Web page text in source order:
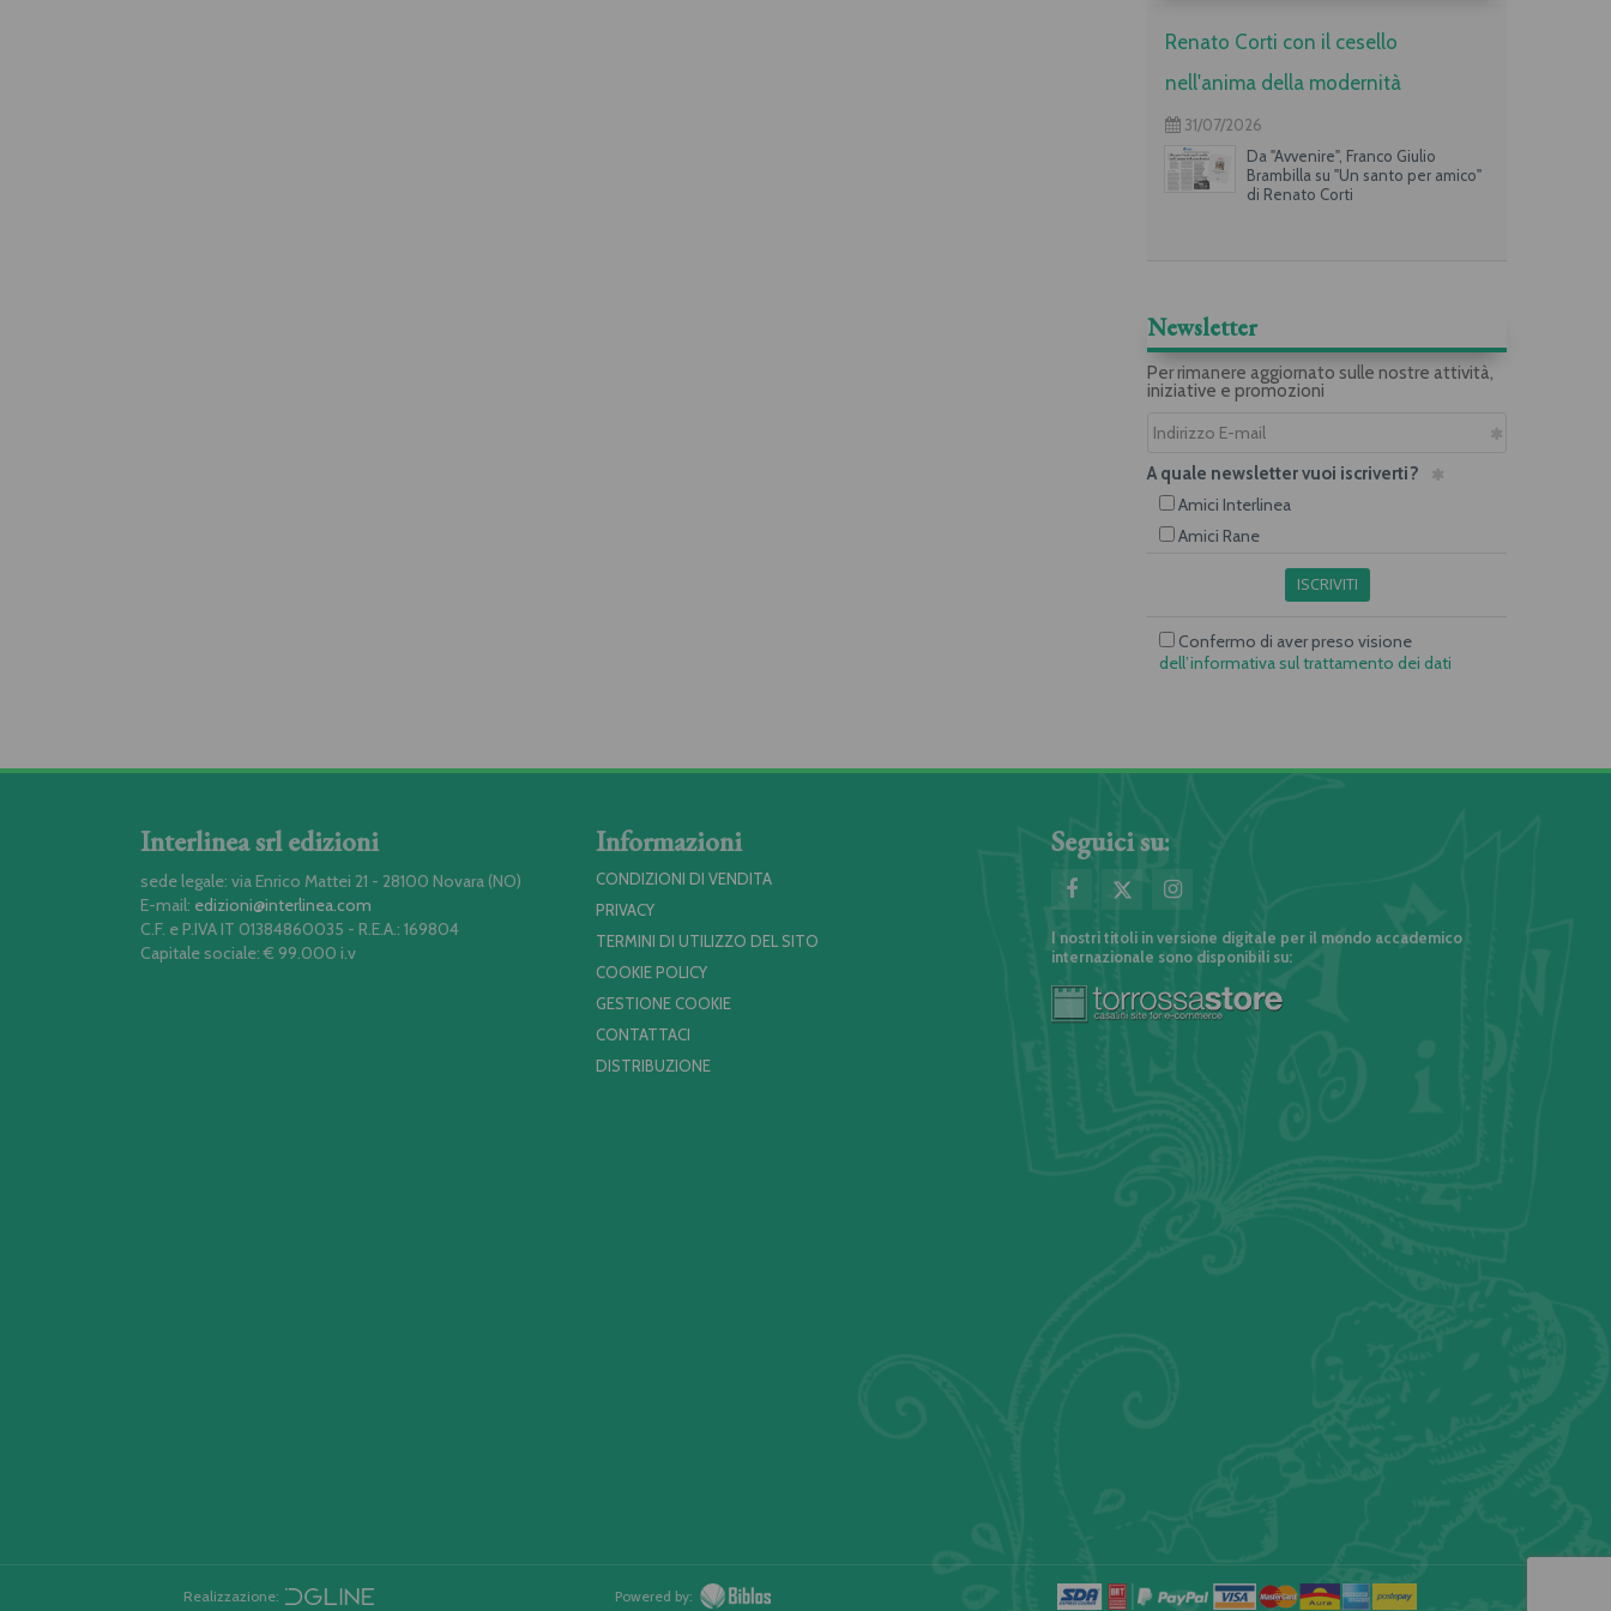
Renato Corti con il cesello
nell'anima della modernità
31/07/2026
Da "Avvenire", Franco Giulio
Brambilla su "Un santo per amico"
di Renato Corti
Newsletter
Per rimanere aggiornato sulle nostre attività,
iniziative e promozioni
A quale newsletter vuoi iscriverti?
Amici Interlinea
Amici Rane
ISCRIVITI
Confermo di aver preso visione
dell’informativa sul trattamento dei dati
Interlinea srl edizioni
sede legale: via Enrico Mattei 21 - 28100 Novara (NO)
E-mail: edizioni@interlinea.com
C.F. e P.IVA IT 01384860035 - R.E.A.: 169804
Capitale sociale: € 99.000 i.v
Informazioni
CONDIZIONI DI VENDITA
PRIVACY
TERMINI DI UTILIZZO DEL SITO
COOKIE POLICY
GESTIONE COOKIE
CONTATTACI
DISTRIBUZIONE
Seguici su:
I nostri titoli in versione digitale per il mondo accademico
internazionale sono disponibili su:
Realizzazione: Powered by: